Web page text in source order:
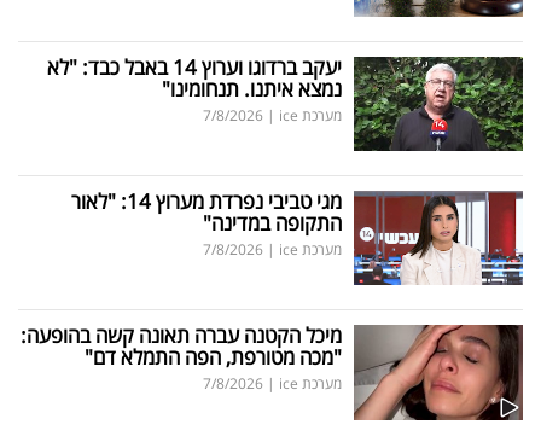
יעקב ברדוגו וערוץ 14 באבל כבד: "לא
נמצא איתנו. תנחומינו"
מערכת ice |
7/8/2026
מגי טביבי נפרדת מערוץ 14: "לאור
התקופה במדינה"
מערכת ice |
7/8/2026
מיכל הקטנה עברה תאונה קשה בהופעה:
"מכה מטורפת, הפה התמלא דם"
מערכת ice |
7/8/2026